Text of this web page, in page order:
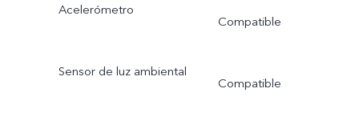
Acelerómetro
Compatible
Sensor de luz ambiental
Compatible